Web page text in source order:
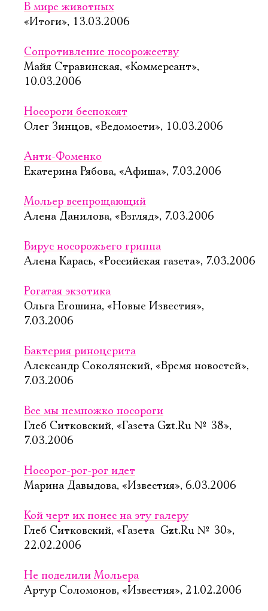
В мире животных
«Итоги», 13.03.2006
Сопротивление носорожеству
Майя Стравинская, «Коммерсант»,
10.03.2006
Носороги беспокоят
Олег Зинцов, «Ведомости», 10.03.2006
Анти-Фоменко
Екатерина Рябова, «Афиша», 7.03.2006
Мольер всепрощающий
Алена Данилова, «Взгляд», 7.03.2006
Вирус носорожьего гриппа
Алена Карась, «Российская газета», 7.03.2006
Рогатая экзотика
Ольга Егошина, «Новые Известия»,
7.03.2006
Бактерия риноцерита
Александр Соколянский, «Время новостей»,
7.03.2006
Все мы немножко носороги
Глеб Ситковский, «Газета Gzt.Ru № 38»,
7.03.2006
Носорог-рог-рог идет
Марина Давыдова, «Известия», 6.03.2006
Кой черт их понес на эту галеру
Глеб Ситковский, «Газета  Gzt.Ru № 30»,
22.02.2006
Не поделили Мольера
Артур Соломонов, «Известия», 21.02.2006